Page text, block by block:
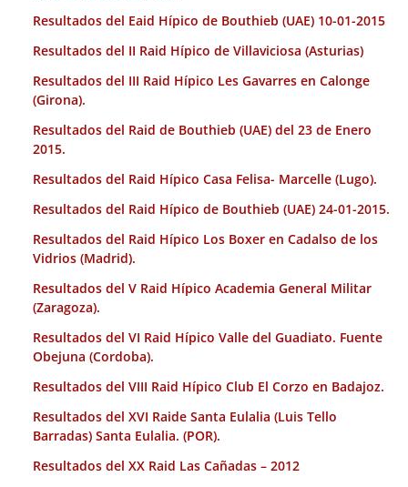
Resultados del Eaid Hípico de Bouthieb (UAE) 10-01-2015
Resultados del II Raid Hípico de Villaviciosa (Asturias)
Resultados del III Raid Hípico Les Gavarres en Calonge
(Girona).
Resultados del Raid de Bouthieb (UAE) del 23 de Enero
2015.
Resultados del Raid Hípico Casa Felisa- Marcelle (Lugo).
Resultados del Raid Hípico de Bouthieb (UAE) 24-01-2015.
Resultados del Raid Hípico Los Boxer en Cadalso de los
Vidrios (Madrid).
Resultados del V Raid Hípico Academia General Militar
(Zaragoza).
Resultados del VI Raid Hípico Valle del Guadiato. Fuente
Obejuna (Cordoba).
Resultados del VIII Raid Hípico Club El Corzo en Badajoz.
Resultados del XVI Raide Santa Eulalia (Luis Tello
Barradas) Santa Eulalia. (POR).
Resultados del XX Raid Las Cañadas – 2012